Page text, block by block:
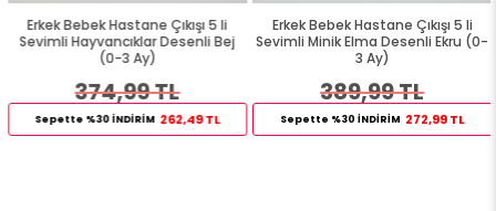
Erkek Bebek Hastane Çıkışı 5 li
Sevimli Hayvancıklar Desenli Bej
(0-3 Ay)
374,99 TL
Sepette %30 İNDİRİM 262,49 TL
Erkek Bebek Hastane Çıkışı 5 li
Sevimli Minik Elma Desenli Ekru (0-
3 Ay)
389,99 TL
Sepette %30 İNDİRİM 272,99 TL